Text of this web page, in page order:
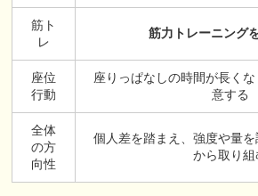
筋ト
レ
筋力トレーニング
座位
行動
座りっぱなしの時間が長く
意する
全体
の方
向性
個人差を踏まえ、強度や量
から取り組